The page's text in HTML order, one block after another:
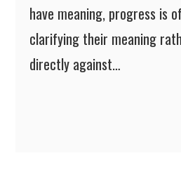
have meaning, progress is
clarifying their meaning
directly against…